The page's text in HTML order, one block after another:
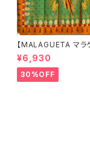
【MALAGUETA マラ
ンガ TROPICAL
¥6,930
30%OFF